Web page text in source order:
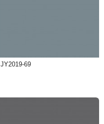
JY2019-69